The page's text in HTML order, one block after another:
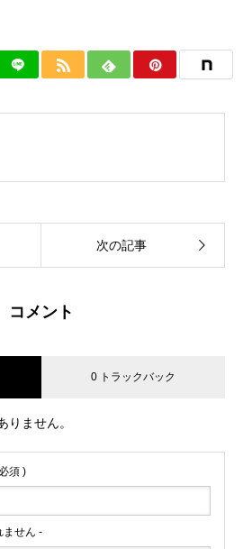
次の記事
コメント
0 トラックバック
りません。
須 )
ません -